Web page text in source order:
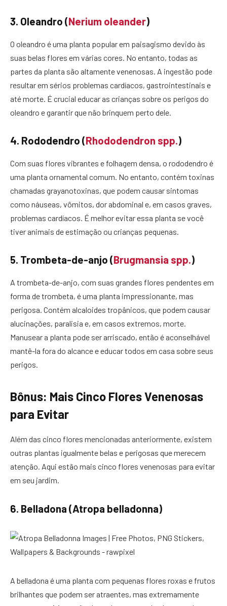
3. Oleandro (Nerium oleander)
O oleandro é uma planta popular em paisagismo devido às
suas belas flores em várias cores. No entanto, todas as
partes da planta são altamente venenosas. A ingestão pode
resultar em sérios problemas cardíacos, gastrointestinais e
até morte. É crucial educar as crianças sobre os perigos do
oleandro e garantir que não brinquem perto dele.
4. Rododendro (Rhododendron spp.)
Com suas flores vibrantes e folhagem densa, o rododendro é
uma planta ornamental comum. No entanto, contém toxinas
chamadas grayanotoxinas, que podem causar sintomas
como náuseas, vômitos, dor abdominal e, em casos graves,
problemas cardíacos. É melhor evitar essa planta se você
tiver animais de estimação ou crianças pequenas.
5. Trombeta-de-anjo (Brugmansia spp.)
A trombeta-de-anjo, com suas grandes flores pendentes em
forma de trombeta, é uma planta impressionante, mas
perigosa. Contém alcaloides tropânicos, que podem causar
alucinações, paralisia e, em casos extremos, morte.
Manusear a planta pode ser arriscado, então é aconselhável
mantê-la fora do alcance e educar todos em casa sobre seus
perigos.
Bônus: Mais Cinco Flores Venenosas
para Evitar
Além das cinco flores mencionadas anteriormente, existem
outras plantas igualmente belas e perigosas que merecem
atenção. Aqui estão mais cinco flores venenosas para evitar
em seu jardim.
6. Belladona (Atropa belladonna)
A belladona é uma planta com pequenas flores roxas e frutos
brilhantes que podem ser atraentes, mas extremamente